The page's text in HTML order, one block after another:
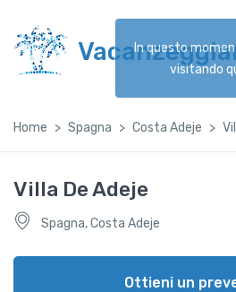
In questo
visitando
Home Spagna Costa Adeje
Villa De Adeje
Spagna, Costa Adeje
Ottieni un